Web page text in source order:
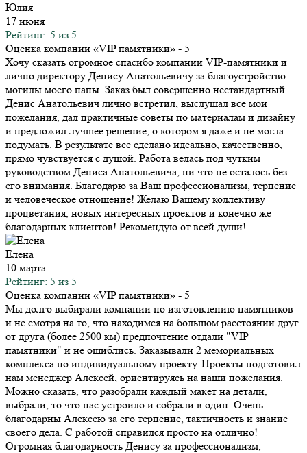
Юлия
17 июня
Рейтинг: 5 из 5
Оценка компании «VIP памятники» - 5
Хочу сказать огромное спасибо компании VIP-памятники и
лично директору Денису Анатольевичу за благоустройство
могилы моего папы. Заказ был совершенно нестандартный.
Денис Анатольевич лично встретил, выслушал все мои
пожелания, дал практичные советы по материалам и дизайну
и предложил лучшее решение, о котором я даже и не могла
подумать. В результате все сделано идеально, качественно,
прямо чувствуется с душой. Работа велась под чутким
руководством Дениса Анатольевича, ни что не осталось без
его внимания. Благодарю за Ваш профессионализм, терпение
и человеческое отношение! Желаю Вашему коллективу
процветания, новых интересных проектов и конечно же
благодарных клиентов! Рекомендую от всей души!
Елена
10 марта
Рейтинг: 5 из 5
Оценка компании «VIP памятники» - 5
Мы долго выбирали компании по изготовлению памятников
и не смотря на то, что находимся на большом расстоянии друг
от друга (более 2500 км) предпочтение отдали "VIP
памятники" и не ошиблись. Заказывали 2 мемориальных
комплекса по индивидуальному проекту. Проекты подготовил
нам менеджер Алексей, ориентируясь на наши пожелания.
Можно сказать, что разобрали каждый макет на детали,
выбрали, то что нас устроило и собрали в один. Очень
благодарны Алексею за его терпение, тактичность и знание
своего дела. С работой справился просто на отлично!
Огромная благодарность Денису за профессионализм,